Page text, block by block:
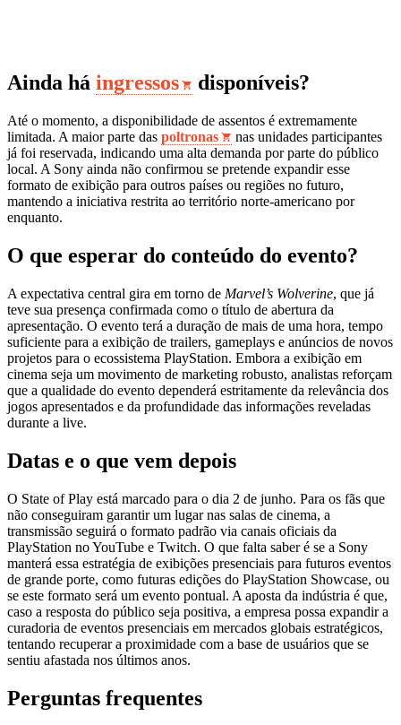
Ainda há ingressos disponíveis?
Até o momento, a disponibilidade de assentos é extremamente
limitada. A maior parte das poltronas
nas unidades participantes
já foi reservada, indicando uma alta demanda por parte do público
local. A Sony ainda não confirmou se pretende expandir esse
formato de exibição para outros países ou regiões no futuro,
mantendo a iniciativa restrita ao território norte-americano por
enquanto.
O que esperar do conteúdo do evento?
A expectativa central gira em torno de Marvel’s Wolverine, que já
teve sua presença confirmada como o título de abertura da
apresentação. O evento terá a duração de mais de uma hora, tempo
suficiente para a exibição de trailers, gameplays e anúncios de novos
projetos para o ecossistema PlayStation. Embora a exibição em
cinema seja um movimento de marketing robusto, analistas reforçam
que a qualidade do evento dependerá estritamente da relevância dos
jogos apresentados e da profundidade das informações reveladas
durante a live.
Datas e o que vem depois
O State of Play está marcado para o dia 2 de junho. Para os fãs que
não conseguiram garantir um lugar nas salas de cinema, a
transmissão seguirá o formato padrão via canais oficiais da
PlayStation no YouTube e Twitch. O que falta saber é se a Sony
manterá essa estratégia de exibições presenciais para futuros eventos
de grande porte, como futuras edições do PlayStation Showcase, ou
se este formato será um evento pontual. A aposta da indústria é que,
caso a resposta do público seja positiva, a empresa possa expandir a
curadoria de eventos presenciais em mercados globais estratégicos,
tentando recuperar a proximidade com a base de usuários que se
sentiu afastada nos últimos anos.
Perguntas frequentes